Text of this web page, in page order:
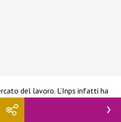
del lavoro. L’Inps infatti ha
il primo riguarda l’esonero
con almeno tre figli, il